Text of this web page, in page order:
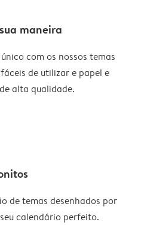
maneira
com os nossos temas
de utilizar e papel e
alta qualidade.
de temas desenhados por
calendário perfeito.